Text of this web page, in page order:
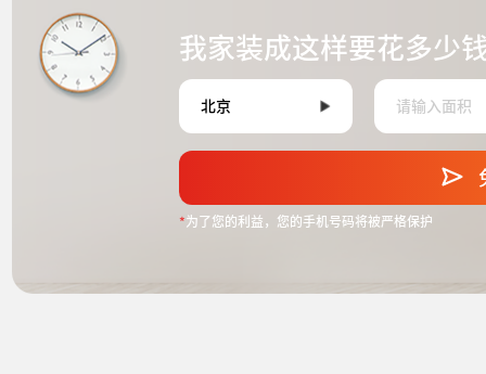
我家装成这样要花多少
*为了您的利益，您的手机号码将被严格保护